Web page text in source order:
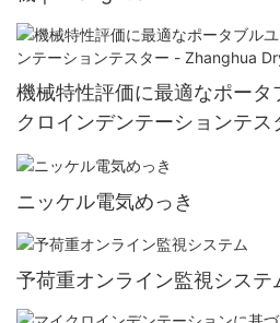
機械特性評価に最適なポータ
クロインデンテーションテ
Dryer
ニッケル電気めっき
予荷重オンライン監視システ